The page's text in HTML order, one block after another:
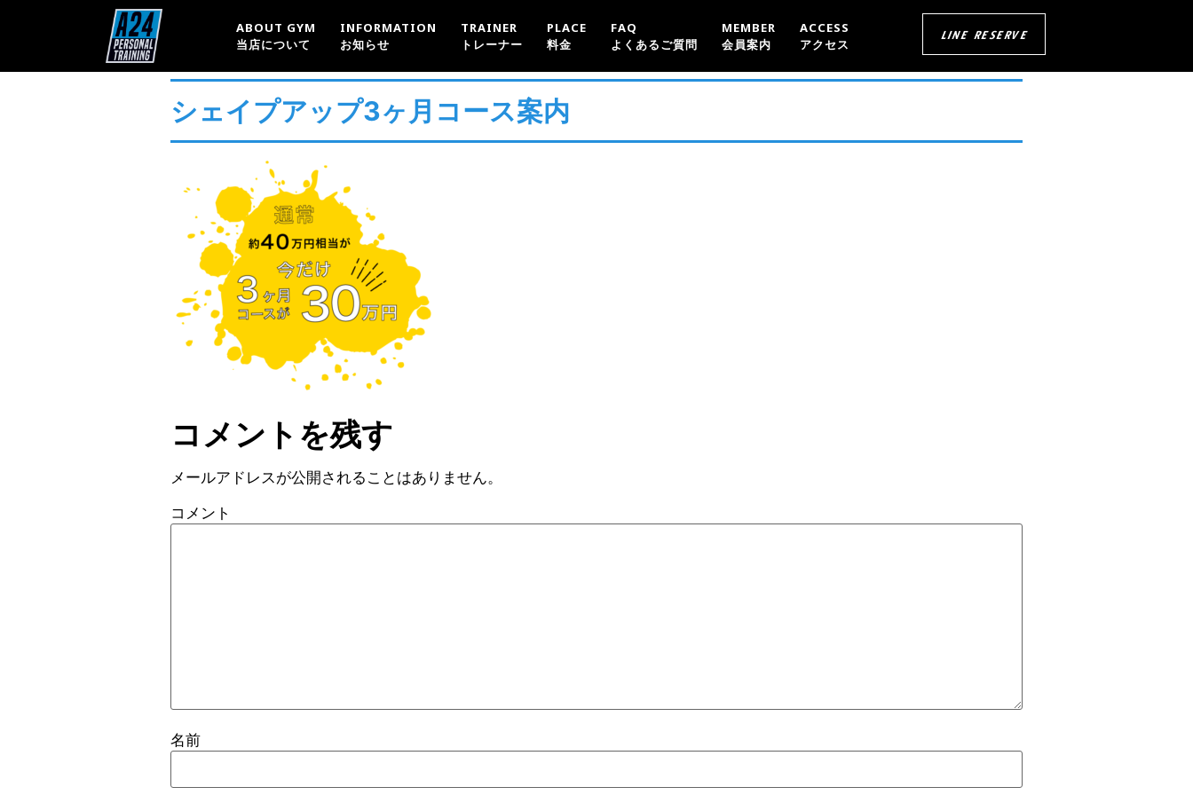
ABOUT GYM
当店について
INFORMATION
お知らせ
TRAINER
トレーナー
PLACE
料金
FAQ
よくあるご質問
MEMBER
会員案内
ACCESS
アクセス
LINE RESERVE
シェイプアップ3ヶ月コース案内
コメントを残す
メールアドレスが公開されることはありません。
コメント
名前